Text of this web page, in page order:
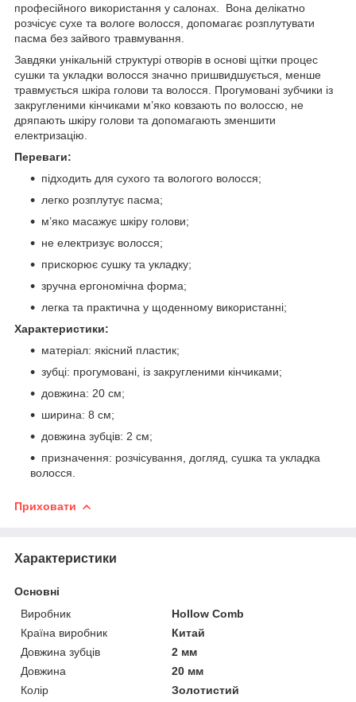
професійного використання у салонах. Вона делікатно
розчісує сухе та вологе волосся, допомагає розплутувати
пасма без зайвого травмування.
Завдяки унікальній структурі отворів в основі щітки процес
сушки та укладки волосся значно пришвидшується, менше
травмується шкіра голови та волосся. Прогумовані зубчики із
закругленими кінчиками м’яко ковзають по волоссю, не
дряпають шкіру голови та допомагають зменшити
електризацію.
Переваги:
підходить для сухого та вологого волосся;
легко розплутує пасма;
м’яко масажує шкіру голови;
не електризує волосся;
прискорює сушку та укладку;
зручна ергономічна форма;
легка та практична у щоденному використанні;
Характеристики:
матеріал: якісний пластик;
зубці: прогумовані, із закругленими кінчиками;
довжина: 20 см;
ширина: 8 см;
довжина зубців: 2 см;
призначення: розчісування, догляд, сушка та укладка
волосся.
Приховати
Характеристики
Основні
Виробник
Hollow Comb
Країна виробник
Китай
Довжина зубців
2 мм
Довжина
20 мм
Колір
Золотистий